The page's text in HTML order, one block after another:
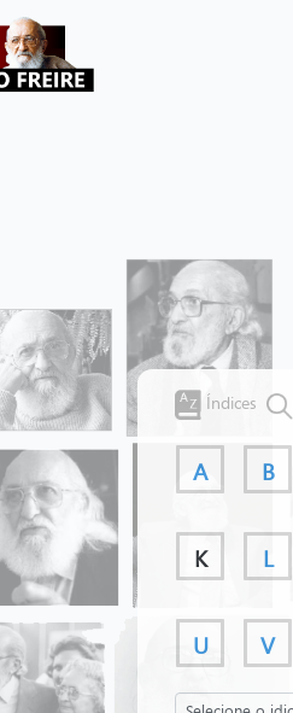
Índices
A B
K L
U V